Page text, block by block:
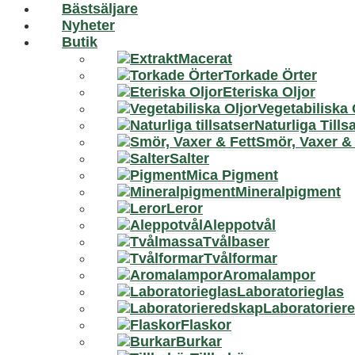
Bästsäljare
Nyheter
Butik
Macerat
Torkade Örter
Eteriska Oljor
Vegetabiliska
Naturliga
Smör, Vaxer
Salter
Mica Pigment
Mineralpigment
Leror
Aleppotvål
Tvålbaser
Tvålformar
Aromalampor
Laboratorieglas
Flaskor
Burkar